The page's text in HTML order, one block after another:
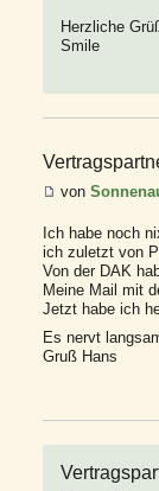
Herzliche
Smile
von
Ich habe noch
ich zuletzt von
Von der DAK
Meine Mail mit
Jetzt habe ich
Es nervt
Gruß Hans